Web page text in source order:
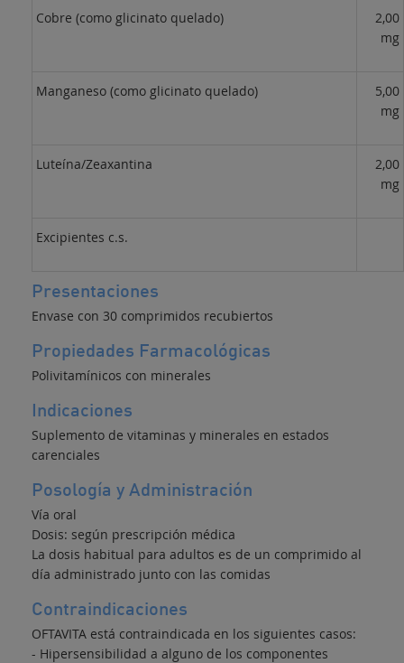
Cobre (como glicinato quelado)
2,00
mg
Manganeso (como glicinato quelado)
5,00
mg
Luteína/Zeaxantina
2,00
mg
Excipientes c.s.
Presentaciones
Envase con 30 comprimidos recubiertos
Propiedades Farmacológicas
Polivitamínicos con minerales
Indicaciones
Suplemento de vitaminas y minerales en estados
carenciales
Posología y Administración
Vía oral
Dosis: según prescripción médica
La dosis habitual para adultos es de un comprimido al
día administrado junto con las comidas
Contraindicaciones
OFTAVITA está contraindicada en los siguientes casos:
- Hipersensibilidad a alguno de los componentes